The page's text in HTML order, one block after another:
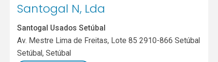
Santogal N, Lda
Santogal Usados Setúbal
Av. Mestre Lima de Freitas, Lote 85 2910-866 Setúbal
Setúbal,Setúbal